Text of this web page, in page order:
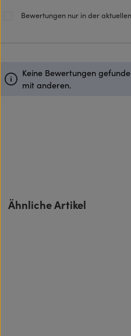
Bewertungen nur in der
Keine Bewertungen
mit anderen.
Produktgalerie überspringen
Ähnliche Artikel